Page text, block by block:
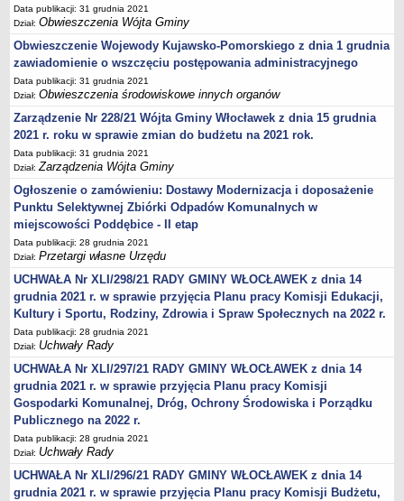
PRZETARGI
Przetargi własne Urzędu
Przetargi jednostek organizacyjnych
Zamówienia publiczne do kwoty 30 tyś. euro
Plan postępowań o udzielenie zamówień w 2022 r.
Plan postępowań o udzielenie zamówień w 2021 r.
Plan postępowań o udzielenie zamówień w 2020 r.
Plan postępowań o udzielenie zamówień w 2019 r.
Plan postępowań o udzielenie zamówień w 2018 r.
Plan postępowań o udzielenie zamówień w 2017 r.
OCHRONA ŚRODOWISKA
Karty Informacyjne
Obwieszczenia środowiskowe
Obwieszczenia środowiskowe innych organów
Ogłoszenia środowiskowe
Postanowienia środowiskowe
Postanowienia środowiskowe innych organów
Archiwum 2008-2010
Rejestr działalności regulowanej
Miejscowy Plan Zagospodarowania Przestrzennego
Program Ochrony Środowiska
Data publikacji: 31 grudnia 2021
Dział:Obwieszczenia Wójta Gminy
Obwieszczenie Wojewody Kujawsko-Pomorskiego z dnia 1 grudnia
zawiadomienie o wszczęciu postępowania administracyjnego
Data publikacji: 31 grudnia 2021
Dział:Obwieszczenia środowiskowe innych organów
Zarządzenie Nr 228/21 Wójta Gminy Włocławek z dnia 15 grudnia
2021 r. roku w sprawie zmian do budżetu na 2021 rok.
Data publikacji: 31 grudnia 2021
Dział:Zarządzenia Wójta Gminy
Ogłoszenie o zamówieniu: Dostawy Modernizacja i doposażenie
Punktu Selektywnej Zbiórki Odpadów Komunalnych w
miejscowości Poddębice - II etap
Data publikacji: 28 grudnia 2021
Dział:Przetargi własne Urzędu
UCHWAŁA Nr XLI/298/21 RADY GMINY WŁOCŁAWEK z dnia 14
grudnia 2021 r. w sprawie przyjęcia Planu pracy Komisji Edukacji,
Kultury i Sportu, Rodziny, Zdrowia i Spraw Społecznych na 2022 r.
Data publikacji: 28 grudnia 2021
Dział: Uchwały Rady
UCHWAŁA Nr XLI/297/21 RADY GMINY WŁOCŁAWEK z dnia 14
grudnia 2021 r. w sprawie przyjęcia Planu pracy Komisji
Gospodarki Komunalnej, Dróg, Ochrony Środowiska i Porządku
Publicznego na 2022 r.
Data publikacji: 28 grudnia 2021
Dział: Uchwały Rady
UCHWAŁA Nr XLI/296/21 RADY GMINY WŁOCŁAWEK z dnia 14
grudnia 2021 r. w sprawie przyjęcia Planu pracy Komisji Budżetu,